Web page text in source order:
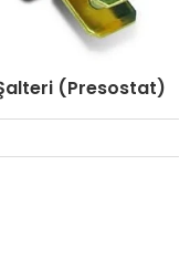
Şalteri (Presostat)